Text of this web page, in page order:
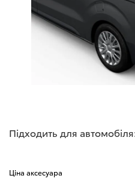
Підходить для
Ціна аксесуара